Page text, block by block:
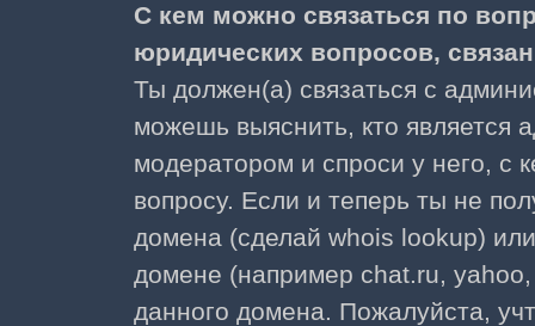
С кем можно связаться по
юридических вопросов,
Ты должен(а) связаться с
можешь выяснить, кто является
модератором и спроси у него, с
вопросу. Если и теперь ты не
домена (сделай whois lookup)
домене (например chat.ru,
данного домена. Пожалуйста,